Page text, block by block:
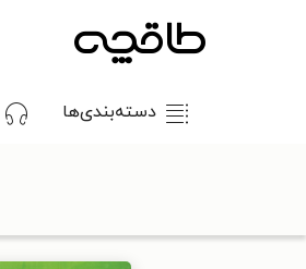
دسته‌بندی‌ها